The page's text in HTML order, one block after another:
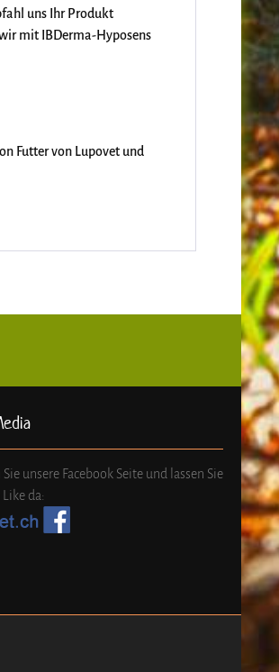
uns Ihr Produkt
mit IBDerma-Hyposens
Futter von Lupovet und
Sie unsere Facebook Seite und lassen Sie
da: